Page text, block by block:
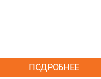
ПОДРОБНЕЕ